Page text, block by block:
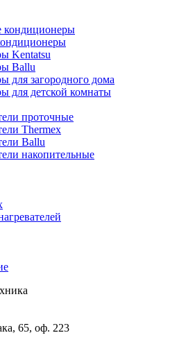
кондиционеры
Kentatsu
Ballu
для загородного дома
для детской комнаты
проточные
Thermex
Ballu
накопительные
65, оф. 223